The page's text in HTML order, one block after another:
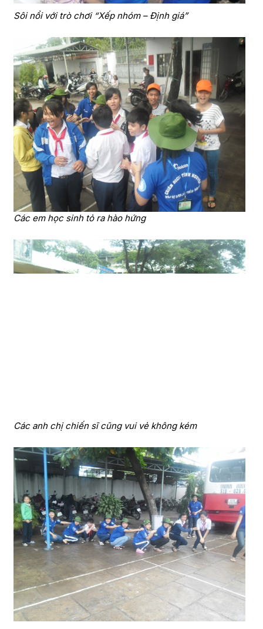
Sôi nổi với trò chơi “Xếp nhóm – Định giá”
Các em học sinh tỏ ra hào hứng
Các anh chị chiến sĩ cũng vui vẻ không kém